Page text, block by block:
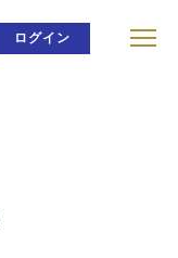
ログイン